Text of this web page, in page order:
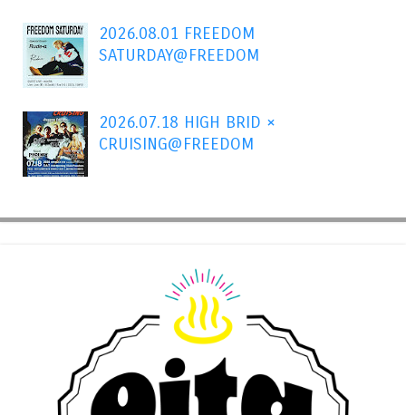
2026.08.01 FREEDOM
SATURDAY@FREEDOM
2026.07.18 HIGH BRID ×
CRUISING@FREEDOM